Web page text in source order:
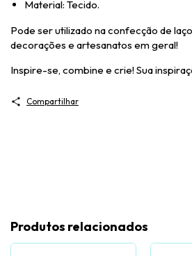
Material: Tecido.
Pode ser utilizado na confecção de
decorações e artesanatos em geral!
Inspire-se, combine e crie! Sua
Compartilhar
Produtos relacionados